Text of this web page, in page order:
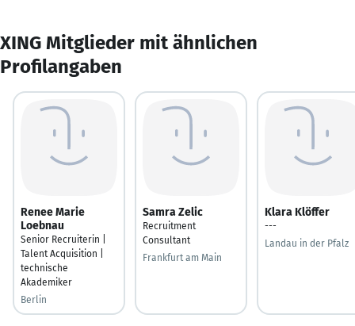
XING Mitglieder mit ähnlichen
Profilangaben
Renee Marie
Loebnau
Senior Recruiterin |
Talent Acquisition |
technische
Akademiker
Berlin
Samra Zelic
Recruitment
Consultant
Frankfurt am Main
Klara Klöffer
---
Landau in der Pfalz